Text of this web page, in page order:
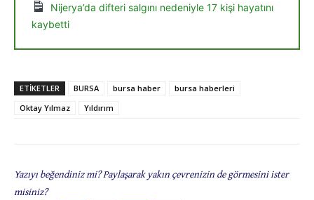
Nijerya’da difteri salgını nedeniyle 17 kişi hayatını
kaybetti
ETIKETLER BURSA bursa haber
bursa haberleri
Oktay Yılmaz
Yıldırım
Yazıyı beğendiniz mi? Paylaşarak yakın çevrenizin de görmesini ister
misiniz?